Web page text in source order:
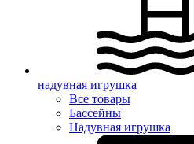
надувная игрушка
Все товары
Бассейны
Надувная игрушка